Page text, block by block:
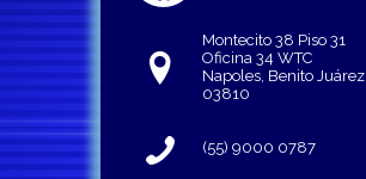
Montecito 38 Piso 31
Oficina 34 WTC
Napoles, Benito Juárez
03810
(55) 9000 0787